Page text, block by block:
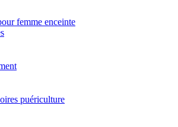
femme enceinte
puériculture